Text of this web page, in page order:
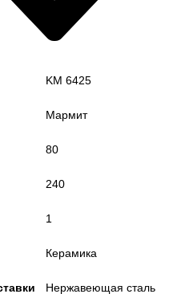
KM 6425
Мармит
80
240
1
Керамика
Нержавеющая сталь